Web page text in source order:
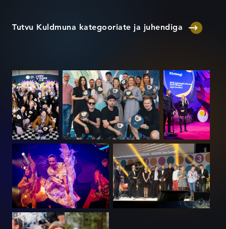
Tutvu Kuldmuna kategooriate ja juhendiga